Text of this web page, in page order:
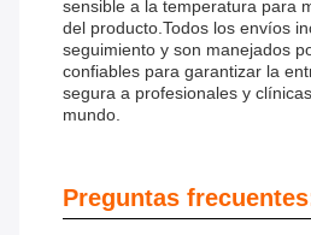
sensible a la temperatura para
del producto.Todos los envíos
seguimiento y son manejados
confiables para garantizar la
segura a profesionales y
mundo.
Preguntas